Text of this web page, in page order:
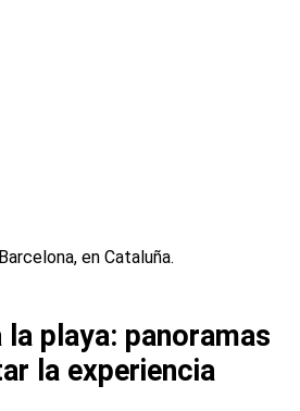
en Cataluña.
playa: panoramas
la experiencia